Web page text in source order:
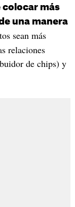
colocar más
una manera
sean más
relaciones
de chips) y